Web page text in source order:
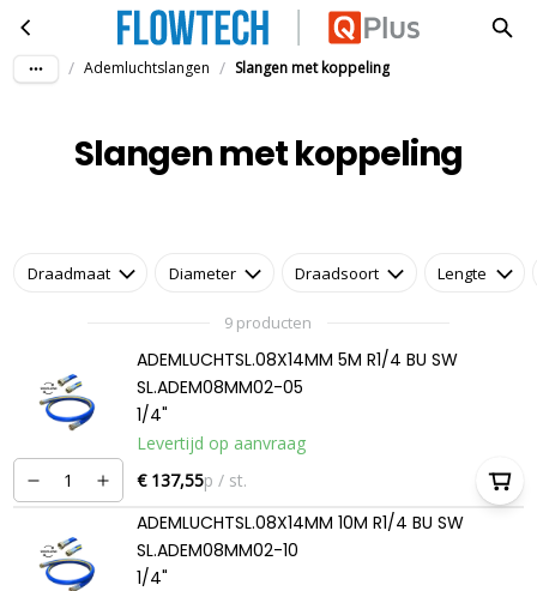
Ga naar hoofdinhoudSlangen met koppeling
/ Ademluchtslangen / Slangen met koppeling
Slangen met koppeling
Draadmaat Diameter Draadsoort Lengte
9 producten
ADEMLUCHTSL.08X14MM 5M R1/4 BU SW
SL.ADEM08MM02-05
1/4"
Levertijd op aanvraag
€ 137,55p / st.
ADEMLUCHTSL.08X14MM 10M R1/4 BU SW
SL.ADEM08MM02-10
1/4"